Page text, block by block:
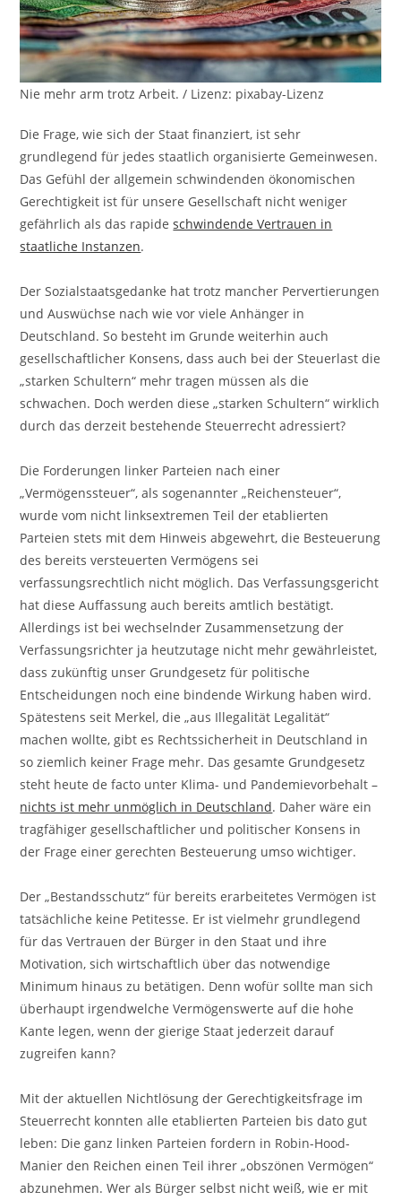
Nie mehr arm trotz Arbeit. / Lizenz: pixabay-Lizenz
Die Frage, wie sich der Staat finanziert, ist sehr
grundlegend für jedes staatlich organisierte Gemeinwesen.
Das Gefühl der allgemein schwindenden ökonomischen
Gerechtigkeit ist für unsere Gesellschaft nicht weniger
gefährlich als das rapideschwindende Vertrauen in
staatliche Instanzen.
Der Sozialstaatsgedanke hat trotz mancher Pervertierungen
und Auswüchse nach wie vor viele Anhänger in
Deutschland. So besteht im Grunde weiterhin auch
gesellschaftlicher Konsens, dass auch bei der Steuerlast die
„starken Schultern“ mehr tragen müssen als die
schwachen. Doch werden diese „starken Schultern“ wirklich
durch das derzeit bestehende Steuerrecht adressiert?
Die Forderungen linker Parteien nach einer
„Vermögenssteuer“, als sogenannter „Reichensteuer“,
wurde vom nicht linksextremen Teil der etablierten
Parteien stets mit dem Hinweis abgewehrt, die Besteuerung
des bereits versteuerten Vermögens sei
verfassungsrechtlich nicht möglich. Das Verfassungsgericht
hat diese Auffassung auch bereits amtlich bestätigt.
Allerdings ist bei wechselnder Zusammensetzung der
Verfassungsrichter ja heutzutage nicht mehr gewährleistet,
dass zukünftig unser Grundgesetz für politische
Entscheidungen noch eine bindende Wirkung haben wird.
Spätestens seit Merkel, die „aus Illegalität Legalität“
machen wollte, gibt es Rechtssicherheit in Deutschland in
so ziemlich keiner Frage mehr. Das gesamte Grundgesetz
steht heute de facto unter Klima- und Pandemievorbehalt –
nichts ist mehr unmöglich in Deutschland. Daher wäre ein
tragfähiger gesellschaftlicher und politischer Konsens in
der Frage einer gerechten Besteuerung umso wichtiger.
Der „Bestandsschutz“ für bereits erarbeitetes Vermögen ist
tatsächliche keine Petitesse. Er ist vielmehr grundlegend
für das Vertrauen der Bürger in den Staat und ihre
Motivation, sich wirtschaftlich über das notwendige
Minimum hinaus zu betätigen. Denn wofür sollte man sich
überhaupt irgendwelche Vermögenswerte auf die hohe
Kante legen, wenn der gierige Staat jederzeit darauf
zugreifen kann?
Mit der aktuellen Nichtlösung der Gerechtigkeitsfrage im
Steuerrecht konnten alle etablierten Parteien bis dato gut
leben: Die ganz linken Parteien fordern in Robin-Hood-
Manier den Reichen einen Teil ihrer „obszönen Vermögen“
abzunehmen. Wer als Bürger selbst nicht weiß, wie er mit